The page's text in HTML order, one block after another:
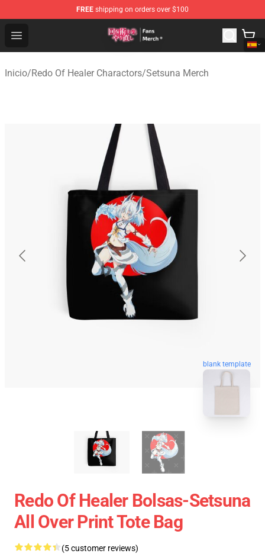
FREE shipping on orders over $100
Open menu
Redo Of Healer Store - Official Redo Of Healer
Inicio/Redo Of Healer Charactors/Setsuna Merch
blank template
Redo Of Healer Bolsas-Setsuna
All Over Print Tote Bag
(5 customer reviews)